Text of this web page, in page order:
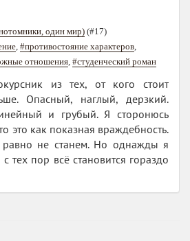
один мир) (#17)
#противостояние характеров
отношения #студенческий роман
из тех, от кого стоит
Опасный, наглый, дерзкий.
и грубый. Я сторонюсь
это как показная враждебность.
не станем. Но однажды я
тех пор всё становится гораздо